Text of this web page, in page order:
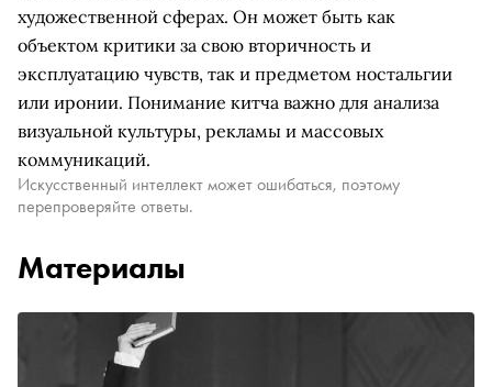
художественной сферах. Он может быть как
объектом критики за свою вторичность и
эксплуатацию чувств, так и предметом ностальгии
или иронии. Понимание китча важно для анализа
визуальной культуры, рекламы и массовых
коммуникаций.
Искусственный интеллект может ошибаться, поэтому
перепроверяйте ответы.
Материалы